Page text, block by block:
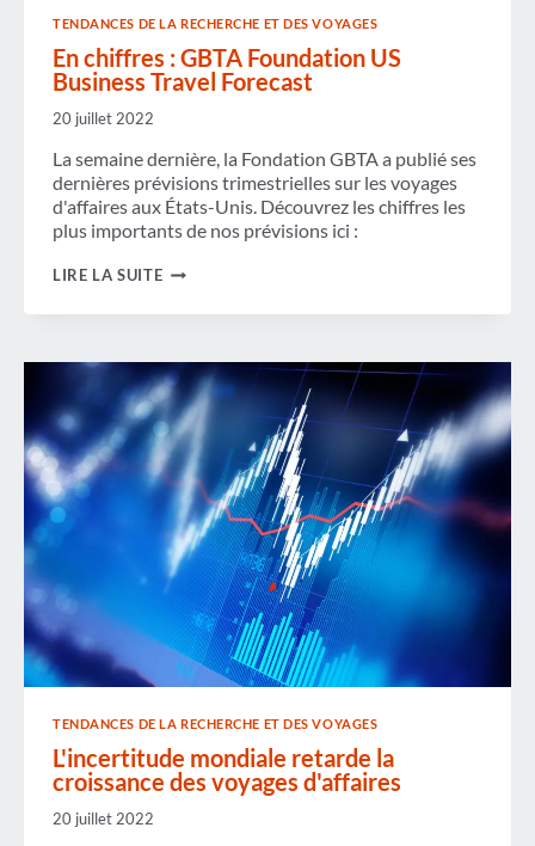
TENDANCES DE LA RECHERCHE ET DES VOYAGES
En chiffres : GBTA Foundation US
Business Travel Forecast
20 juillet 2022
La semaine dernière, la Fondation GBTA a publié ses
dernières prévisions trimestrielles sur les voyages
d'affaires aux États-Unis. Découvrez les chiffres les
plus importants de nos prévisions ici :
LIRE LA SUITEEN
BUSINESS
TRAVEL
FORECAST
TENDANCES DE LA RECHERCHE ET DES VOYAGES
L'incertitude mondiale retarde la
croissance des voyages d'affaires
20 juillet 2022